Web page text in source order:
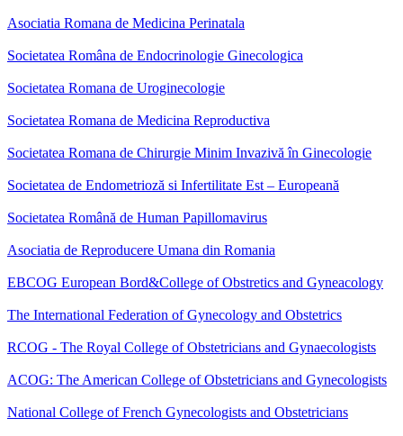
Asociatia Romana de Medicina Perinatala
Societatea Româna de Endocrinologie Ginecologica
Societatea Romana de Uroginecologie
Societatea Romana de Medicina Reproductiva
Societatea Romana de Chirurgie Minim Invazivă în Ginecologie
Societatea de Endometrioză si Infertilitate Est – Europeană
Societatea Română de Human Papillomavirus
Asociatia de Reproducere Umana din Romania
EBCOG European Bord&College of Obstretics and Gyneacology
The International Federation of Gynecology and Obstetrics
RCOG - The Royal College of Obstetricians and Gynaecologists
ACOG: The American College of Obstetricians and Gynecologists
National College of French Gynecologists and Obstetricians